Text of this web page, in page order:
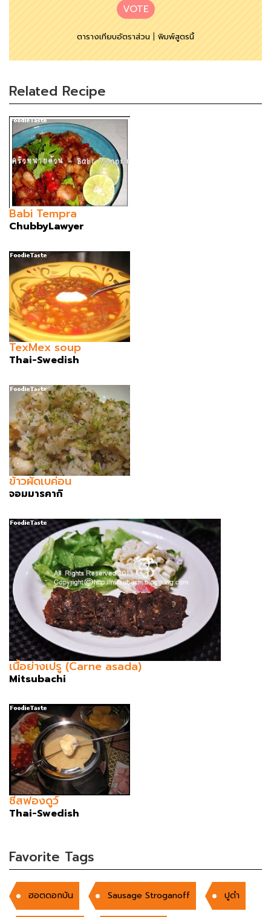
VOTE
ตารางเทียบอัตราส่วน|พิมพ์สูตรนี้
Related Recipe
Babi Tempra
ChubbyLawyer
TexMex soup
Thai-Swedish
ข้าวผัดเบค่อน
จอมมารคากิ
เนื้อย่างเปรู (Carne asada)
Mitsubachi
ชีสฟองดูว์
Thai-Swedish
Favorite Tags
ฮอตดอกบัน Sausage Stroganoff ปูดำ